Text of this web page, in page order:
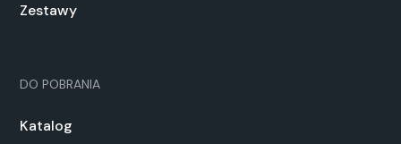
Zestawy
DO POBRANIA
Katalog